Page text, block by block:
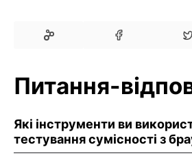
Питання-
Які інструменти ви
тестування сумісності з